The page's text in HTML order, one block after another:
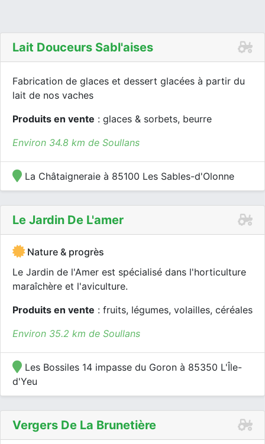
Lait Douceurs Sabl'aises
Fabrication de glaces et dessert glacées à partir du
lait de nos vaches
Produits en vente : glaces & sorbets, beurre
Environ 34.8 km de Soullans
La Châtaigneraie à 85100 Les Sables-d'Olonne
Le Jardin De L'amer
Nature & progrès
Le Jardin de l'Amer est spécialisé dans l'horticulture
maraîchère et l'aviculture.
Produits en vente : fruits, légumes, volailles, céréales
Environ 35.2 km de Soullans
Les Bossiles 14 impasse du Goron à 85350 L'Île-
d'Yeu
Vergers De La Brunetière